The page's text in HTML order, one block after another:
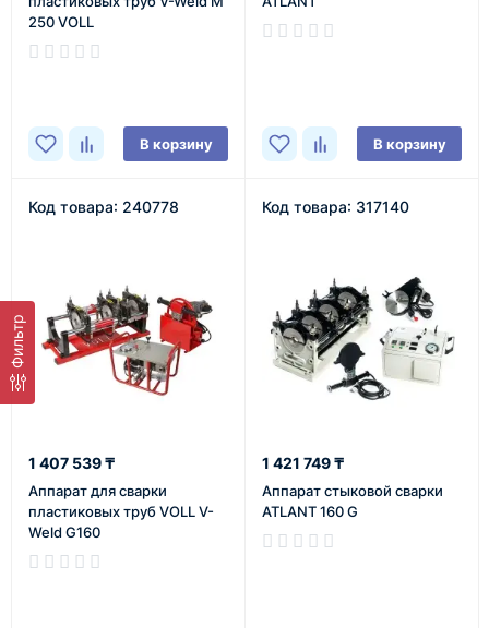
Фильтр
250 VOLL
В корзину В корзину
Код товара: 240778
1 407 539 ₸
Аппарат для сварки
пластиковых труб VOLL V-
Weld G160
Код товара: 317140
1 421 749 ₸
Аппарат стыковой сварки
ATLANT 160 G